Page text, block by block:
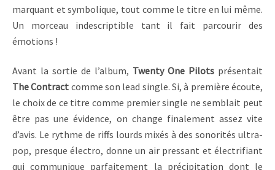
marquant et symbolique, tout comme le titre en lui même.
Un morceau indescriptible tant il fait parcourir des
émotions !
Avant la sortie de l’album, Twenty One Pilots présentait
The Contract comme son lead single. Si, à première écoute,
le choix de ce titre comme premier single ne semblait peut
être pas une évidence, on change finalement assez vite
d’avis. Le rythme de riffs lourds mixés à des sonorités ultra-
pop, presque électro, donne un air pressant et électrifiant
qui communique parfaitement la précipitation dont le